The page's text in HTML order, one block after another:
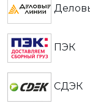
ПЭК
СДЭК